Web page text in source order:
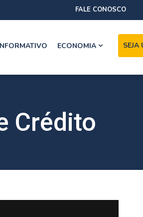
FALE CONOSCO
ECONOMIA SEJA
Crédito